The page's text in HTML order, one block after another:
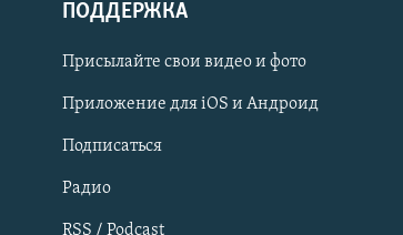
Українською
Qırımtatar
ПРИСОЕДИНЯЙТЕСЬ!
ПОДДЕРЖКА
Присылайте свои видео и фото
Приложение для iOS и Андроид
Подписаться
Радио
RSS / Podcast